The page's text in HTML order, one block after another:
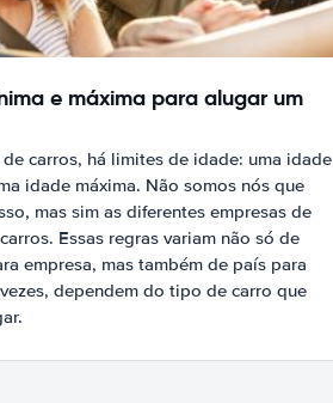
e máxima para alugar um
carros, há limites de idade: uma idade
idade máxima. Não somos nós que
mas sim as diferentes empresas de
Essas regras variam não só de
empresa, mas também de país para
dependem do tipo de carro que